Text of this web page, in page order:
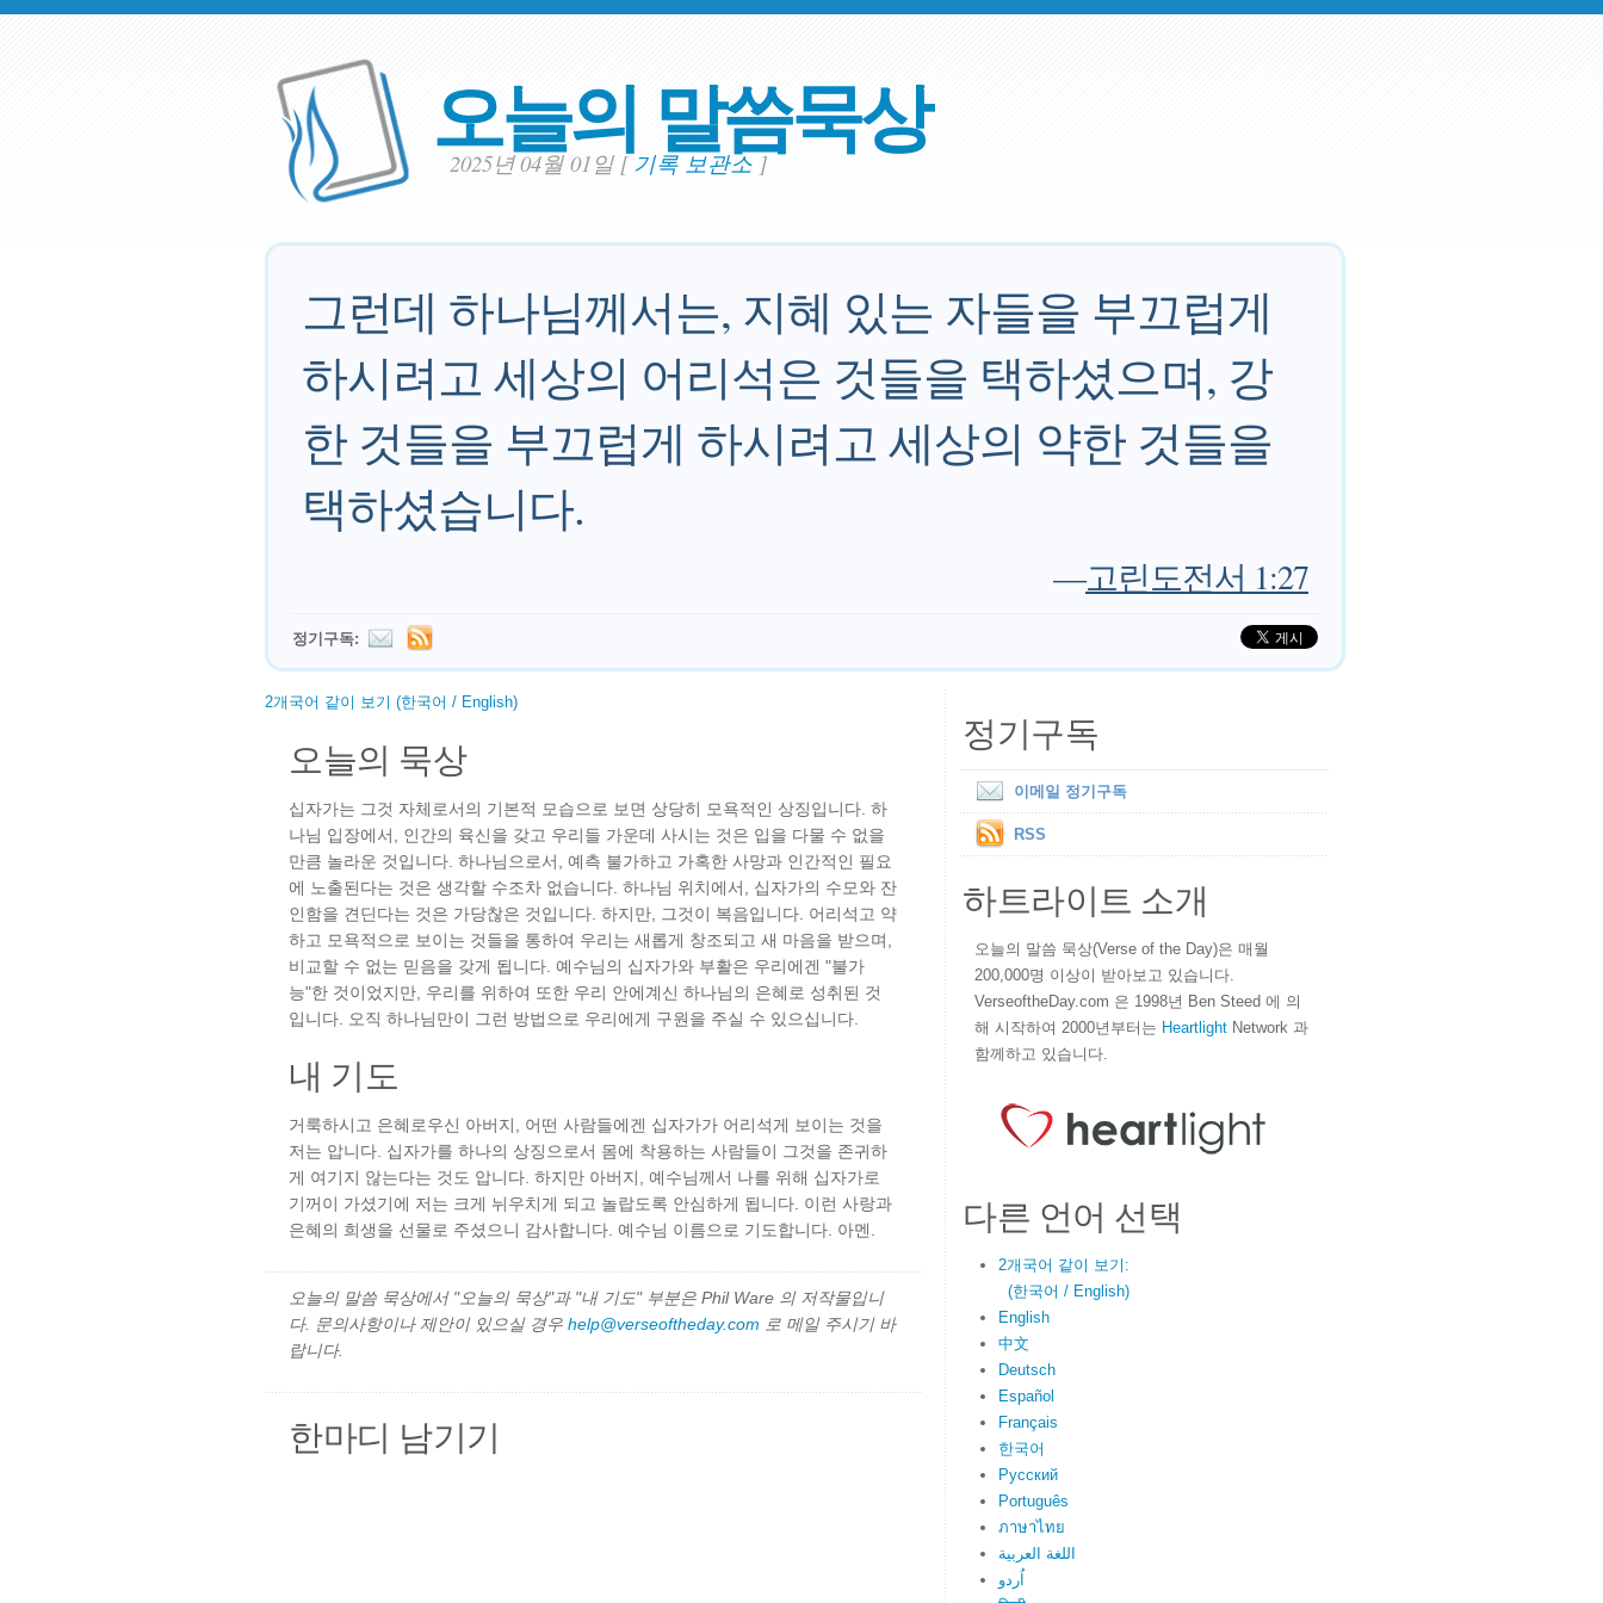
오늘의 말씀묵상
2025년 04월 01일 [기록 보관소]
그런데 하나님께서는, 지혜 있는 자들을 부끄럽게
하시려고 세상의 어리석은 것들을 택하셨으며, 강
한 것들을 부끄럽게 하시려고 세상의 약한 것들을
택하셨습니다.
—고린도전서 1:27
정기구독:
2개국어 같이 보기 (한국어 / English)
오늘의 묵상
십자가는 그것 자체로서의 기본적 모습으로 보면 상당히 모욕적인 상징입니다. 하
나님 입장에서, 인간의 육신을 갖고 우리들 가운데 사시는 것은 입을 다물 수 없을
만큼 놀라운 것입니다. 하나님으로서, 예측 불가하고 가혹한 사망과 인간적인 필요
에 노출된다는 것은 생각할 수조차 없습니다. 하나님 위치에서, 십자가의 수모와 잔
인함을 견딘다는 것은 가당찮은 것입니다. 하지만, 그것이 복음입니다. 어리석고 약
하고 모욕적으로 보이는 것들을 통하여 우리는 새롭게 창조되고 새 마음을 받으며,
비교할 수 없는 믿음을 갖게 됩니다. 예수님의 십자가와 부활은 우리에겐 "불가
능"한 것이었지만, 우리를 위하여 또한 우리 안에계신 하나님의 은혜로 성취된 것
입니다. 오직 하나님만이 그런 방법으로 우리에게 구원을 주실 수 있으십니다.
내 기도
거룩하시고 은혜로우신 아버지, 어떤 사람들에겐 십자가가 어리석게 보이는 것을
저는 압니다. 십자가를 하나의 상징으로서 몸에 착용하는 사람들이 그것을 존귀하
게 여기지 않는다는 것도 압니다. 하지만 아버지, 예수님께서 나를 위해 십자가로
기꺼이 가셨기에 저는 크게 뉘우치게 되고 놀랍도록 안심하게 됩니다. 이런 사랑과
은혜의 희생을 선물로 주셨으니 감사합니다. 예수님 이름으로 기도합니다. 아멘.
오늘의 말씀 묵상에서 "오늘의 묵상"과 "내 기도" 부분은 Phil Ware 의 저작물입니
다. 문의사항이나 제안이 있으실 경우 help@verseoftheday.com 로 메일 주시기 바
랍니다.
한마디 남기기
정기구독
이메일 정기구독
RSS
하트라이트 소개
오늘의 말씀 묵상(Verse of the Day)은 매월
200,000명 이상이 받아보고 있습니다.
VerseoftheDay.com 은 1998년 Ben Steed 에 의
해 시작하여 2000년부터는 Heartlight Network 과
함께하고 있습니다.
다른 언어 선택
2개국어 같이 보기:
(한국어 / English)
English
中文
Deutsch
Español
Français
한국어
Русский
Português
ภาษาไทย
اللغة العربية
اُردو